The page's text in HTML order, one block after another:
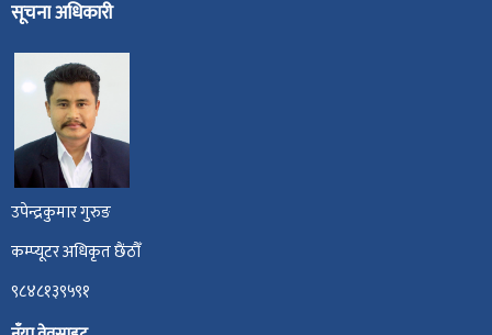
सूचना अधिकारी
उपेन्द्रकुमार गुरुङ
कम्प्यूटर अधिकृत छैंठौँ
९८४८१३९५९१